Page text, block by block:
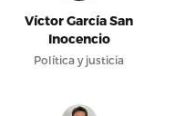
Víctor García San
Inocencio
Política y justicia